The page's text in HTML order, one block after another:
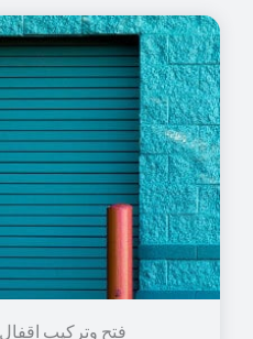
فتح وتركيب اقفال